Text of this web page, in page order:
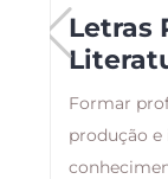
Letras
Formar
produção